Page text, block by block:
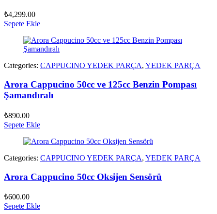
₺4,299.00
Sepete Ekle
Categories: CAPPUCINO YEDEK PARÇA, YEDEK PARÇA
Arora Cappucino 50cc ve 125cc Benzin Pompası
Şamandıralı
₺890.00
Sepete Ekle
Categories: CAPPUCINO YEDEK PARÇA, YEDEK PARÇA
Arora Cappucino 50cc Oksijen Sensörü
₺600.00
Sepete Ekle